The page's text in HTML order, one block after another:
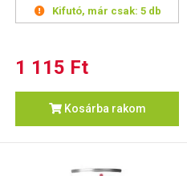
Kifutó, már csak: 5 db
1 115 Ft
Kosárba rakom